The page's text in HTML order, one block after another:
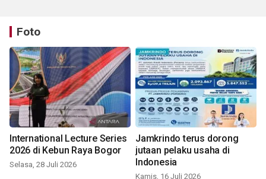
Foto
International Lecture Series
2026 di Kebun Raya Bogor
Selasa, 28 Juli 2026
Jamkrindo terus dorong
jutaan pelaku usaha di
Indonesia
Kamis, 16 Juli 2026